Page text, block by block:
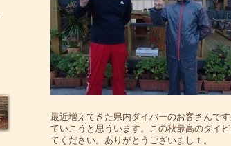
最近増えてきた県内ダイバーのお客さんで
ていこうと思ういます。この秋最高のダイ
てください。ありがとうございましｔ。